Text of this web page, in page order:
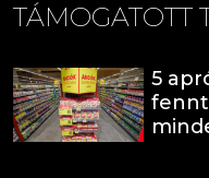
TÁMOGATOTT
5